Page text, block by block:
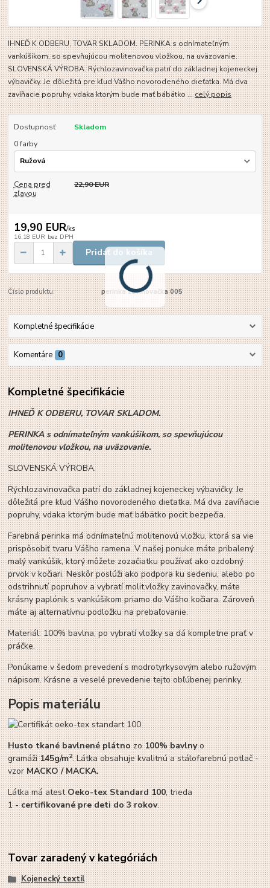
IHNEĎ K ODBERU, TOVAR SKLADOM. PERINKA s odnímateľným
vankúšikom, so spevňujúcou molitenovou vložkou, na uväzovanie.
SLOVENSKÁ VÝROBA. Rýchlozavinovačka patrí do základnej kojeneckej
výbavičky. Je dôležitá pre kľud Vášho novorodeného dieťatka. Má dva
zavíňacie popruhy, vdaka ktorým bude mať bábätko ...celý popis
Dostupnosť
Skladom
0 farby
Cena pred
zľavou
22,90 EUR
19,90 EUR/ks
16,18 EUR bez DPH
Pridať do košíka
Číslo produktu: perinka zavinovačka 005
Kompletné špecifikácie
Komentáre 0
Kompletné špecifikácie
IHNEĎ K ODBERU, TOVAR SKLADOM.
PERINKA s odnímateľným vankúšikom, so spevňujúcou
molitenovou vložkou, na uväzovanie.
SLOVENSKÁ VÝROBA.
Rýchlozavinovačka patrí do základnej kojeneckej výbavičky. Je
dôležitá pre kľud Vášho novorodeného dieťatka. Má dva zavíňacie
popruhy, vdaka ktorým bude mať bábätko pocit bezpečia.
Farebná perinka má odnímateľnú molitenovú vložku, ktorá sa vie
prispôsobiť tvaru Vášho ramena. V našej ponuke máte pribalený
malý vankúšik, ktorý môžete zozačiatku používať ako ozdobný
prvok v kočiari. Neskôr poslúži ako podpora ku sedeniu, alebo po
odstrihnutí popruhov a vybratí molit.vložky zavinovačky, máte
krásny paplónik s vankúšikom priamo do Vášho kočiara. Zároveň
máte aj alternatívnu podložku na prebaľovanie.
Materiál: 100% bavlna, po vybratí vložky sa dá kompletne prať v
práčke.
Ponúkame v šedom prevedení s modrotyrkysovým alebo ružovým
nápisom. Krásne a veselé prevedenie tejto obľúbenej perinky.
Popis materiálu
Husto tkané bavlnené plátnozo100% bavlnyo
gramáži145g/m2. Látka obsahuje kvalitnú a stálofarebnú potlač -
vzorMACKO / MACKA.
Látka má atestOeko-tex Standard 100, trieda
1- certifikované pre deti do 3 rokov.
Tovar zaradený v kategóriách
Kojenecký textil